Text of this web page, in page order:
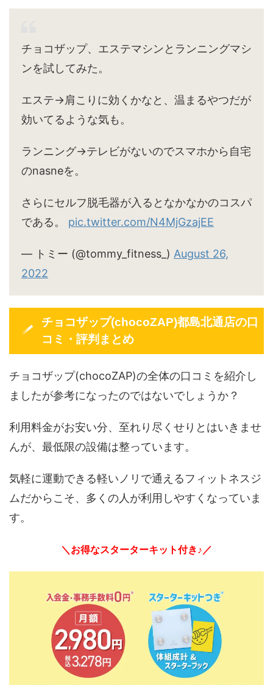
チョコザップ、エステマシンとランニングマシ
ンを試してみた。
エステ→肩こりに効くかなと、温まるやつだが
効いてるような気も。
ランニング→テレビがないのでスマホから自宅
のnasneを。
さらにセルフ脱毛器が入るとなかなかのコスパ
である。 pic.twitter.com/N4MjGzajEE
— トミー (@tommy_fitness_) August 26,
2022
チョコザップ(chocoZAP)都島北通店の口
コミ・評判まとめ
チョコザップ(chocoZAP)の全体の口コミを紹介し
ましたが参考になったのではないでしょうか？
利用料金がお安い分、至れり尽くせりとはいきませ
んが、最低限の設備は整っています。
気軽に運動できる軽いノリで通えるフィットネスジ
ムだからこそ、多くの人が利用しやすくなっていま
す。
＼お得なスターターキット付き♪／